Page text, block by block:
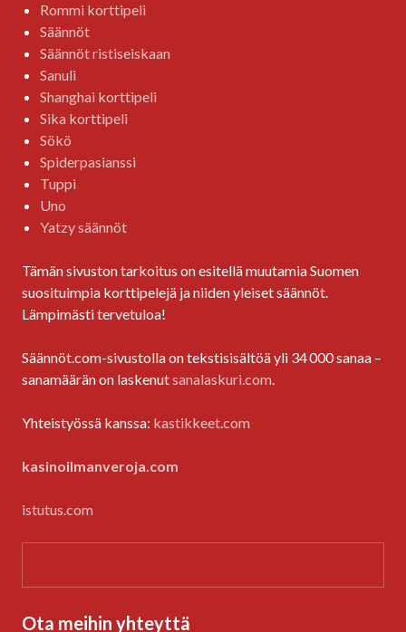
Rommi korttipeli
Säännöt
Säännöt ristiseiskaan
Sanuli
Shanghai korttipeli
Sika korttipeli
Sökö
Spiderpasianssi
Tuppi
Uno
Yatzy säännöt
Tämän sivuston tarkoitus on esitellä muutamia Suomen
suosituimpia korttipelejä ja niiden yleiset säännöt.
Lämpimästi tervetuloa!
Säännöt.com-sivustolla on tekstisisältöä yli 34 000 sanaa –
sanamäärän on laskenutsanalaskuri.com.
Yhteistyössä kanssa: kastikkeet.com
kasinoilmanveroja.com
istutus.com
Ota meihin yhteyttä